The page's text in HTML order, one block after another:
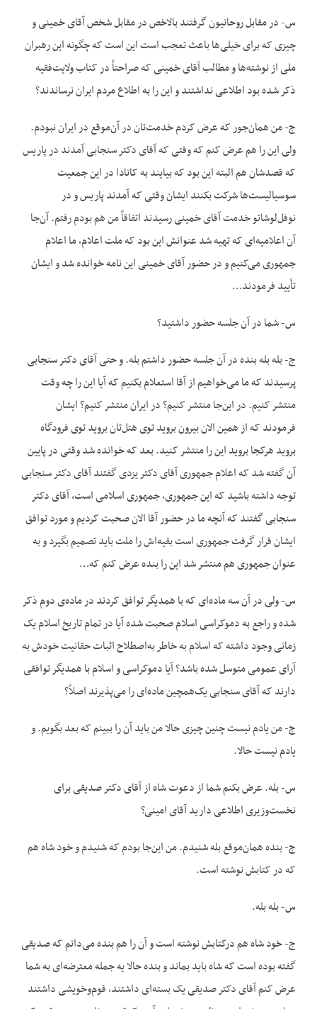
س- در مقابل روحانیون گرفتند بالاخص در مقابل شخص آقای خمینی و
چیزی که برای خیلی‌ها باعث تعجب است این است که چگونه این رهبران
ملی از نوشته‌ها و مطالب آقای خمینی که صراحتاً در کتاب ولایت‌فقیه
ذکر شده بود اطلاعی نداشتند و این را به اطلاع مردم ایران نرساندند؟
ج- من همان‌جور که عرض کردم خدمت‌تان در آن‌موقع در ایران نبودم.
ولی این را هم عرض کنم که وقتی که آقای دکتر سنجابی آمدند در پاریس
که قصدشان هم البته این بود که بیایند به کانادا در این جمعیت
سوسیالیست‌ها شرکت بکنند ایشان وقتی که آمدند پاریس و در
نوفل‌لوشاتو خدمت آقای خمینی رسیدند اتفاقاً من هم بودم رفتم. آن‌جا
آن اعلامیه‌ای که تهیه شد عنوانش این بود که ملت اعلام، ما اعلام
جمهوری می‌کنیم و در حضور آقای خمینی این نامه خوانده شد و ایشان
تأیید فرمودند…
س- شما در آن جلسه حضور داشتید؟
ج- بله بله بنده در آن جلسه حضور داشتم بله. و حتی آقای دکتر سنجابی
پرسیدند که ما می‌خواهیم از آقا استعلام بکنیم که آیا این را چه وقت
منتشر کنیم. در این‌جا منتشر کنیم؟ در ایران منتشر کنیم؟ ایشان
فرمودند که از همین الان بیرون بروید توی هتل‌تان بروید توی فرودگاه
بروید هرکجا بروید این را منتشر کنید. بعد که خوانده شد وقتی در پایین
آن گفته شد که اعلام جمهوری آقای دکتر یزدی گفتند آقای دکتر سنجابی
توجه داشته باشید که این جمهوری، جمهوری اسلامی است، آقای دکتر
سنجابی گفتند که آنچه ما در حضور آقا الان صحبت کردیم و مورد توافق
ایشان قرار گرفت جمهوری است بقیه‌اش را ملت باید تصمیم بگیرد و به
عنوان جمهوری هم منتشر شد این را بنده عرض کنم که…
س- ولی در آن سه ماده‌ای که با همدیگر توافق کردند در ماده‌ی دوم ذکر
شده و راجع به دموکراسی اسلام صحبت شده آیا در تمام تاریخ اسلام یک
زمانی وجود داشته که اسلام به خاطر به‌اصطلاح اثبات حقانیت خودش به
آرای عمومی متوسل شده باشد؟ آیا دموکراسی و اسلام با همدیگر توافقی
دارند که آقای سنجابی یک‌همچین ماده‌ای را می‌پذیرند اصلاً؟
ج- من یادم نیست چنین چیزی حالا من باید آن را ببینم که بعد بگویم. و
یادم نیست حالا.
س- بله. عرض بکنم شما از دعوت شاه از آقای دکتر صدیقی برای
نخست‌وزیری اطلاعی دارید آقای امینی؟
ج- بنده همان‌موقع بله شنیدم. من این‌جا بودم که شنیدم و خود شاه هم
که در کتابش نوشته است.
س- بله بله.
ج- خود شاه هم درکتابش نوشته است و آن را هم بنده می‌دانم که صدیقی
گفته بوده است که شاه باید بماند و بنده حالا یه ‌جمله معترضه‌ای به شما
عرض کنم آقای دکتر صدیقی یک بسته‌ای داشتند، قوم‌وخویشی داشتند